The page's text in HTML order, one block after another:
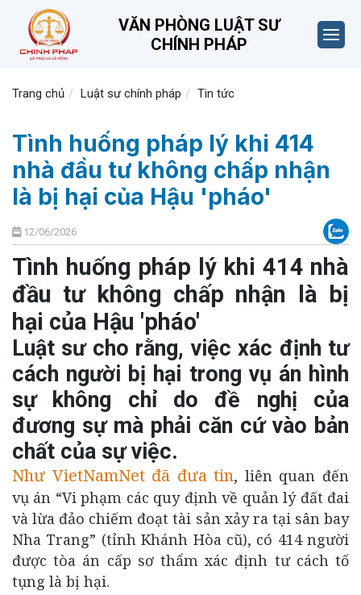
VĂN PHÒNG LUẬT SƯ
CHÍNH PHÁP
Trang chủ Luật sư chính pháp Tin tức
Tình huống pháp lý khi 414
nhà đầu tư không chấp nhận
là bị hại của Hậu 'pháo'
12/06/2026
Tình huống pháp lý khi 414 nhà
đầu tư không chấp nhận là bị
hại của Hậu 'pháo'
Luật sư cho rằng, việc xác định tư
cách người bị hại trong vụ án hình
sự không chỉ do đề nghị của
đương sự mà phải căn cứ vào bản
chất của sự việc.
Như VietNamNet đã đưa tin, liên quan đến
vụ án “Vi phạm các quy định về quản lý đất đai
và lừa đảo chiếm đoạt tài sản xảy ra tại sân bay
Nha Trang” (tỉnh Khánh Hòa cũ), có 414 người
được tòa án cấp sơ thẩm xác định tư cách tố
tụng là bị hại.